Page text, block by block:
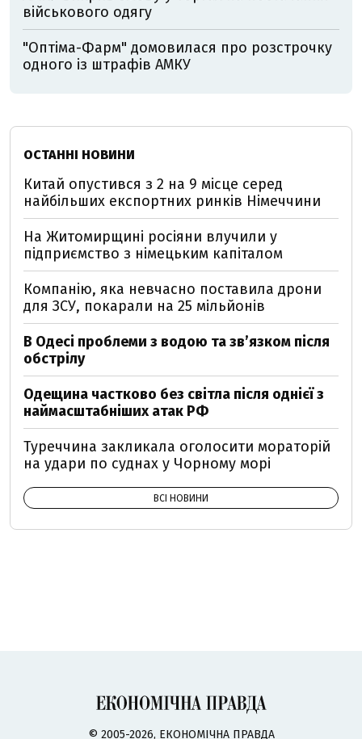
військового одягу
"Оптіма-Фарм" домовилася про розстрочку
одного із штрафів АМКУ
ОСТАННІ НОВИНИ
Китай опустився з 2 на 9 місце серед
найбільших експортних ринків Німеччини
На Житомирщині росіяни влучили у
підприємство з німецьким капіталом
Компанію, яка невчасно поставила дрони
для ЗСУ, покарали на 25 мільйонів
В Одесі проблеми з водою та звʼязком після
обстрілу
Одещина частково без світла після однієї з
наймасштабніших атак РФ
Туреччина закликала оголосити мораторій
на удари по суднах у Чорному морі
ВСІ НОВИНИ
© 2005-2026, ЕКОНОМІЧНА ПРАВДА